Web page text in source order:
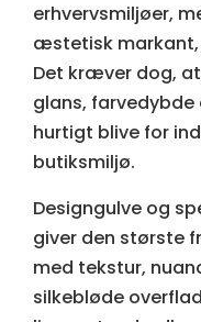
erhvervsmiljøer,
æstetisk markant,
Det kræver dog,
glans, farvedybde
hurtigt blive for
butiksmiljø.
Designgulve og
giver den største
med tekstur,
silkebløde